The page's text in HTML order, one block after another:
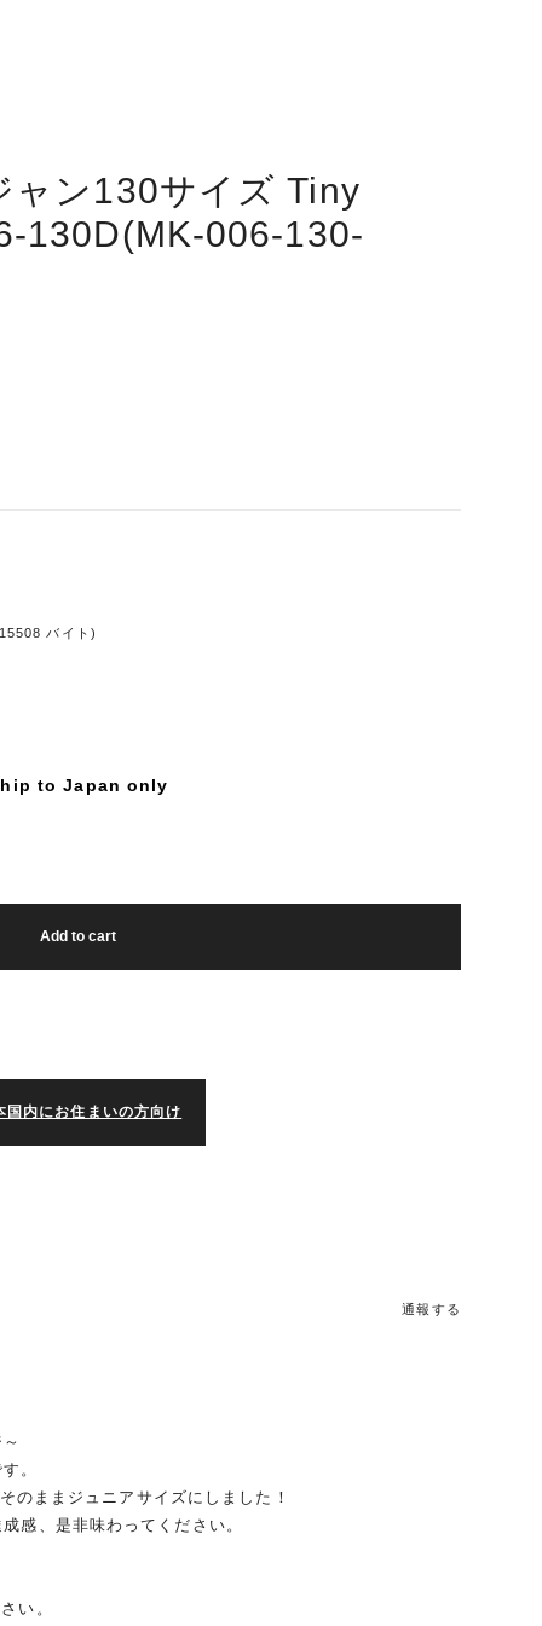
ャン130サイズ Tiny
130D(MK-006-130-
バイト)
to Japan only
Add to cart
国内にお住まいの方向け
通報する
。
のままジュニアサイズにしました！
感、是非味わってください。
い。